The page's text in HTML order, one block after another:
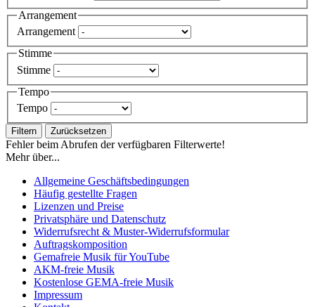
Arrangement
Arrangement
Stimme
Stimme
Tempo
Tempo
Filtern Zurücksetzen
Fehler beim Abrufen der verfügbaren Filterwerte!
Mehr über...
Allgemeine Geschäftsbedingungen
Häufig gestellte Fragen
Lizenzen und Preise
Privatsphäre und Datenschutz
Widerrufsrecht & Muster-Widerrufsformular
Auftragskomposition
Gemafreie Musik für YouTube
AKM-freie Musik
Kostenlose GEMA-freie Musik
Impressum